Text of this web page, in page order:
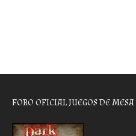
FORO OFICIAL JUEGOS DE MESA